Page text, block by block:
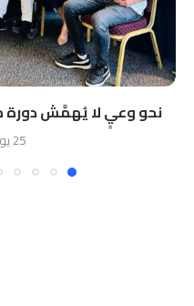
نحو وعيٍ لا يُهمَّش دورة
25 يونيو، 2025